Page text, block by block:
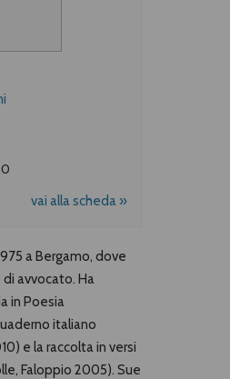
vai alla scheda »
a Bergamo, dove
avvocato. Ha
in Poesia
italiano
e la raccolta in versi
Faloppio 2005). Sue